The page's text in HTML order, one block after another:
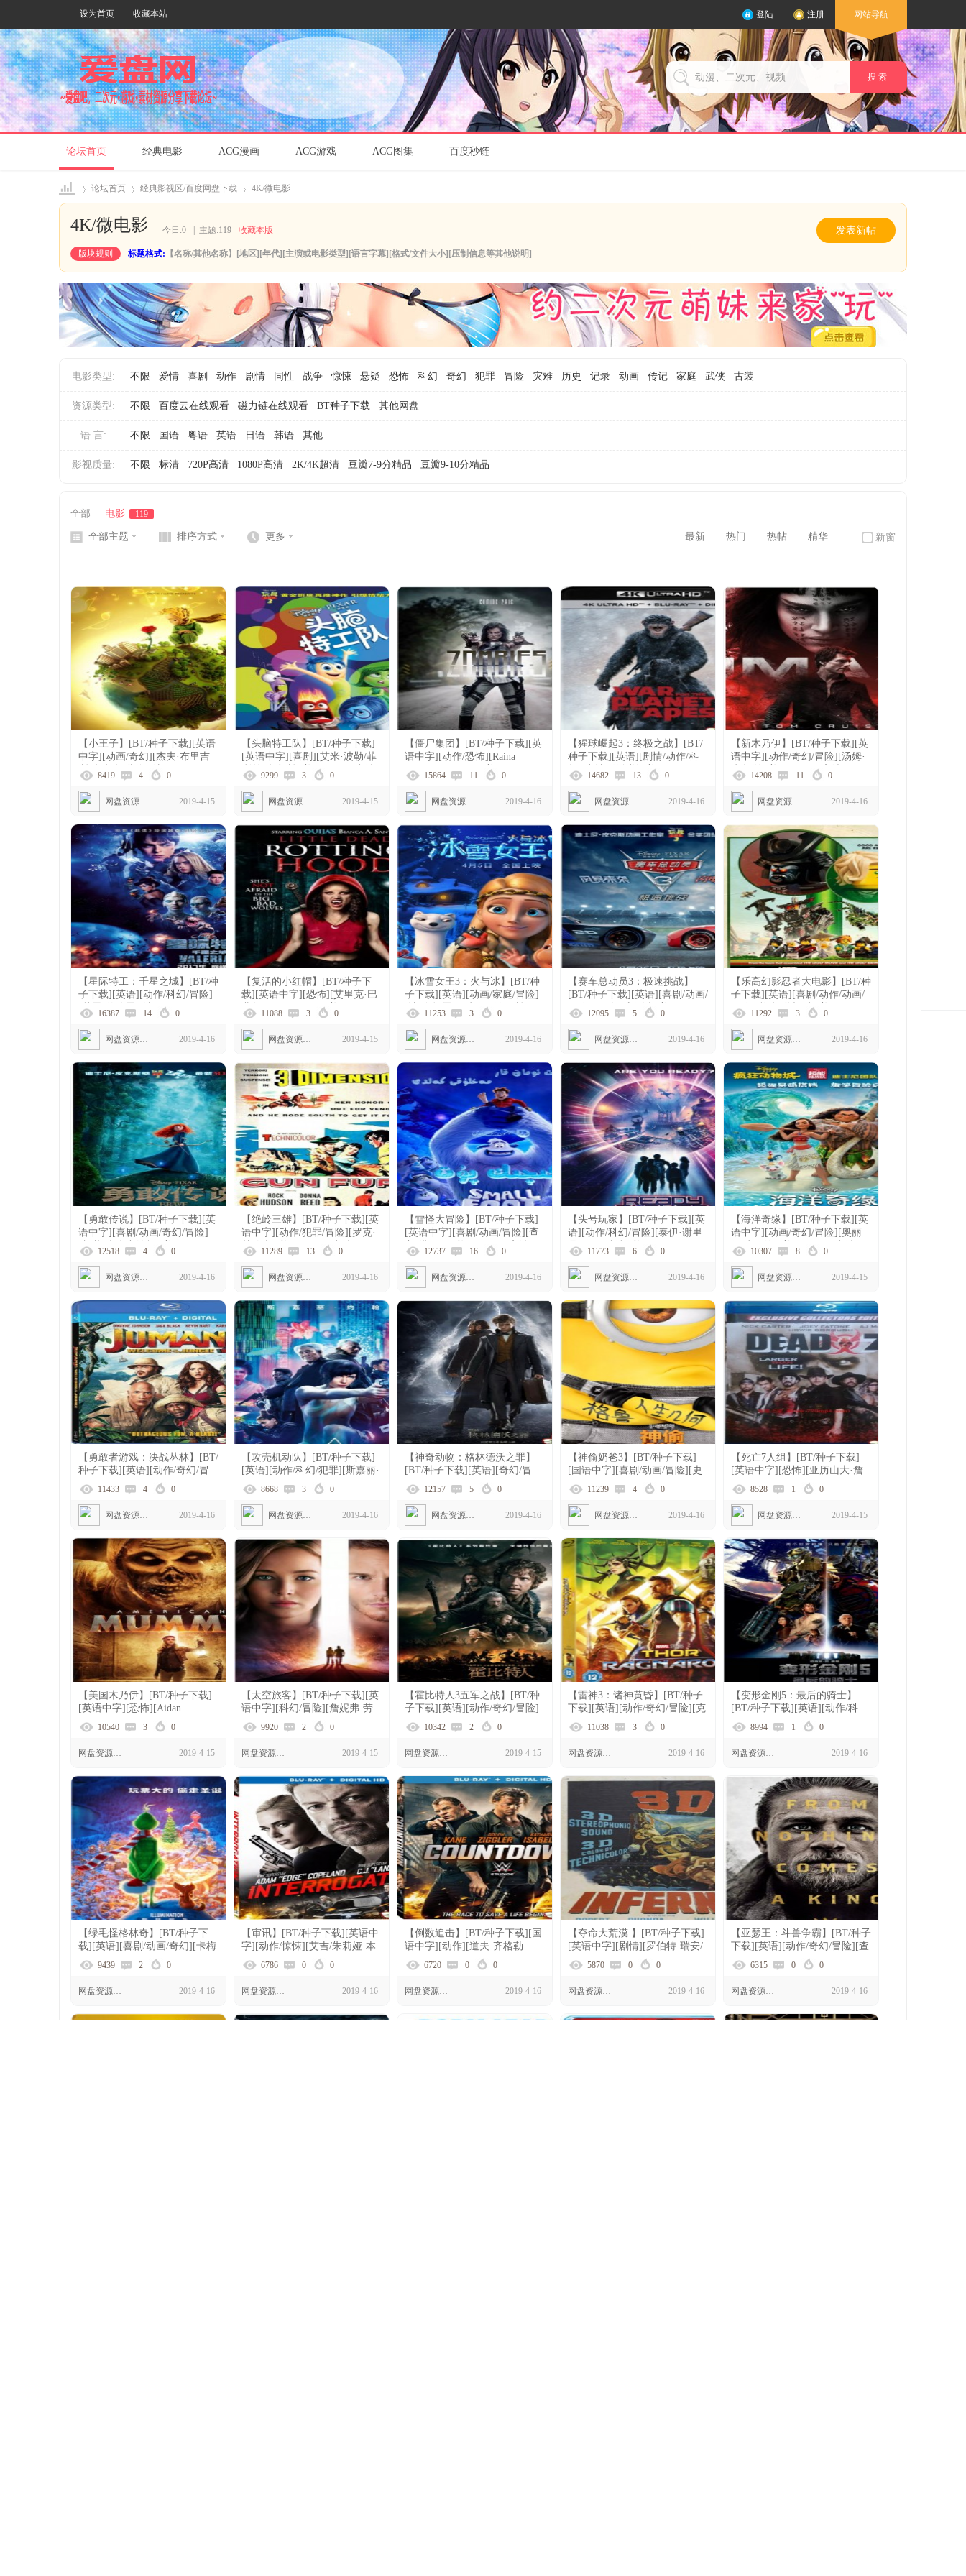
设为首页 收藏本站 登陆 注册 网站导航
搜 索
论坛首页 经典电影 ACG漫画 ACG游戏 ACG图集 百度秒链
爱盘 »
论坛首页
›
经典影视区/百度网盘下载
›
4K/微电影
4K/微电影 今日:0 主题:119 收藏本版 发表新帖
版块规则 标题格式: 【名称/其他名称】[地区][年代][主演或电影类型][语言字幕][格式/文件大小][压制信息等其他说明]
电影类型: 不限 爱情 喜剧 动作 剧情 同性 战争 惊悚 悬疑 恐怖 科幻 奇幻 犯罪 冒险 灾难 历史 记录 动画 传记 家庭 武侠 古装
资源类型: 不限 百度云在线观看 磁力链在线观看 BT种子下载 其他网盘
语 言: 不限 国语 粤语 英语 日语 韩语 其他
影视质量: 不限 标清 720P高清 1080P高清 2K/4K超清 豆瓣7-9分精品 豆瓣9-10分精品
全部 电影 119
新窗
全部主题 排序方式 更多 最新 热门 热帖 精华
【小王子】[BT/种子下载][英语
中字][动画/奇幻][杰夫·布里吉
斯/麦肯吉·弗依][法国][1080p]
8419 4 0
网盘资源下载 2019-4-15
【头脑特工队】[BT/种子下载]
[英语中字][喜剧][艾米·波勒/菲
利丝·史密斯][美国][1080p高清]
9299 3 0
网盘资源下载 2019-4-15
【僵尸集团】[BT/种子下载][英
语中字][动作/恐怖][Raina
Hein/Steven Luke][美国][1080P
高清]
15864 11 0
网盘资源下载 2019-4-16
【猩球崛起3：终极之战】[BT/
种子下载][英语][剧情/动作/科
幻][安迪·瑟金斯][美国][1080P]
14682 13 0
网盘资源下载 2019-4-16
【新木乃伊】[BT/种子下载][英
语中字][动作/奇幻/冒险][汤姆·
克鲁斯][美国][1080P高清]
14208 11 0
网盘资源下载 2019-4-16
【星际特工：千星之城】[BT/种
子下载][英语][动作/科幻/冒险]
[戴恩·德哈恩][法国][1080P]
16387 14 0
网盘资源下载 2019-4-16
【复活的小红帽】[BT/种子下
载][英语中字][恐怖][艾里克·巴
弗尔/Romeo Miller][美国][1080p
高清]
11088 3 0
网盘资源下载 2019-4-15
【冰雪女王3：火与冰】[BT/种
子下载][英语][动画/家庭/冒险]
[迪·布拉雷·贝克尔][俄罗斯]
[720P]
11253 3 0
网盘资源下载 2019-4-16
【赛车总动员3：极速挑战】
[BT/种子下载][英语][喜剧/动画/
冒险][ 欧文·威尔逊][美国]
[1080P]
12095 5 0
网盘资源下载 2019-4-16
【乐高幻影忍者大电影】[BT/种
子下载][英语][喜剧/动作/动画/
冒险][戴夫·弗兰科][美国]
[1080P]
11292 3 0
网盘资源下载 2019-4-16
【勇敢传说】[BT/种子下载][英
语中字][喜剧/动画/奇幻/冒险]
[凯莉·麦克唐纳辉][美国]
[1080P]
12518 4 0
网盘资源下载 2019-4-16
【绝岭三雄】[BT/种子下载][英
语中字][动作/犯罪/冒险][罗克·
赫德森][美国][1080P高清]
11289 13 0
网盘资源下载 2019-4-16
【雪怪大冒险】[BT/种子下载]
[英语中字][喜剧/动画/冒险][查
宁·塔图姆][美国][1080P高清]
12737 16 0
网盘资源下载 2019-4-16
【头号玩家】[BT/种子下载][英
语][动作/科幻/冒险][泰伊·谢里
丹/丽娜·维特][美国][1080P]
11773 6 0
网盘资源下载 2019-4-16
【海洋奇缘】[BT/种子下载][英
语中字][动画/奇幻/冒险][奥丽
伊·卡瓦洛][美国][1080P高清]
10307 8 0
网盘资源下载 2019-4-15
【勇敢者游戏：决战丛林】[BT/
种子下载][英语][动作/奇幻/冒
险][道恩·强森][美国][1080P]
11433 4 0
网盘资源下载 2019-4-16
【攻壳机动队】[BT/种子下载]
[英语][动作/科幻/犯罪][斯嘉丽·
约翰逊][美国]1080P高清]
8668 3 0
网盘资源下载 2019-4-16
【神奇动物：格林德沃之罪】
[BT/种子下载][英语][奇幻/冒
险][埃迪·雷德梅恩][美国]
[1080P]
12157 5 0
网盘资源下载 2019-4-16
【神偷奶爸3】[BT/种子下载]
[国语中字][喜剧/动画/冒险][史
蒂夫·卡瑞尔][美国][1080P高清]
11239 4 0
网盘资源下载 2019-4-16
【死亡7人组】[BT/种子下载]
[英语中字][恐怖][亚历山大·詹
姆斯·迈克林][美国][1080P高清]
8528 1 0
网盘资源下载 2019-4-15
【美国木乃伊】[BT/种子下载]
[英语中字][恐怖][Aidan
Bristow/Esther Canata][美国]
[1080P高清]
10540 3 0
网盘资源下载 2019-4-15
【太空旅客】[BT/种子下载][英
语中字][科幻/冒险][詹妮弗·劳
伦斯/麦克·辛][美国][1080P]
9920 2 0
网盘资源下载 2019-4-15
【霍比特人3五军之战】[BT/种
子下载][英语][动作/奇幻/冒险]
[马丁·弗瑞曼][美国][1080p]
10342 2 0
网盘资源下载 2019-4-15
【雷神3：诸神黄昏】[BT/种子
下载][英语][动作/奇幻/冒险][克
里斯·海姆斯沃斯][美国][1080P]
11038 3 0
网盘资源下载 2019-4-16
【变形金刚5：最后的骑士】
[BT/种子下载][英语][动作/科
幻][马克·沃尔伯格][美国]
[1080P]
8994 1 0
网盘资源下载 2019-4-16
【绿毛怪格林奇】[BT/种子下
载][英语][喜剧/动画/奇幻][卡梅
伦·丝蕾][美国][1080P高清]
9439 2 0
网盘资源下载 2019-4-16
【审讯】[BT/种子下载][英语中
字][动作/惊悚][艾吉/朱莉娅·本
森/C.J. Perry][美国][1080P高清]
6786 0 0
网盘资源下载 2019-4-16
【倒数追击】[BT/种子下载][国
语中字][动作][道夫·齐格勒
Dolph Ziggler][美国][720P高清]
6720 0 0
网盘资源下载 2019-4-16
【夺命大荒漠 】[BT/种子下载]
[英语中字][剧情][罗伯特·瑞安/
朗达·弗莱明][美国][1080P]
5870 0 0
网盘资源下载 2019-4-16
【亚瑟王：斗兽争霸】[BT/种子
下载][英语][动作/奇幻/冒险][查
理·汉纳姆][美国][720P高清]
6315 0 0
网盘资源下载 2019-4-16